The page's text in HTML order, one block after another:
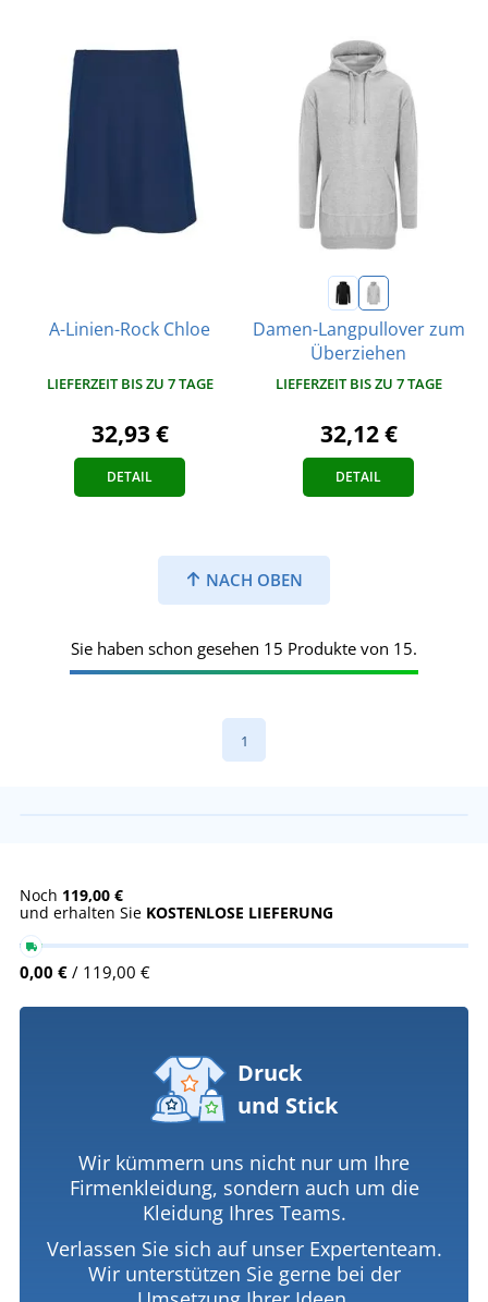
A-Linien-Rock Chloe
LIEFERZEIT BIS ZU 7 TAGE
32,93 €
DETAIL
Damen-Langpullover zum
Überziehen
LIEFERZEIT BIS ZU 7 TAGE
32,12 €
DETAIL
NACH OBEN
Sie haben schon gesehen 15 Produkte von 15.
1
Noch 119,00 €
und erhalten Sie KOSTENLOSE LIEFERUNG
0,00 € / 119,00 €
Druck
und Stick
Wir kümmern uns nicht nur um Ihre
Firmenkleidung, sondern auch um die
Kleidung Ihres Teams.
Verlassen Sie sich auf unser Expertenteam.
Wir unterstützen Sie gerne bei der